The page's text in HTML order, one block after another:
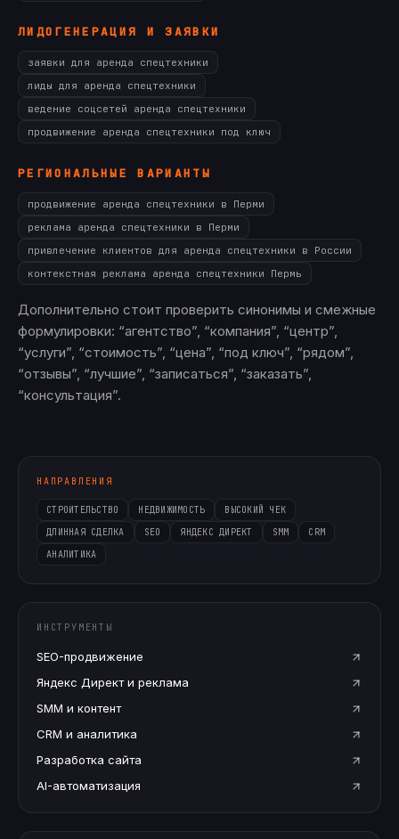
ЛИДОГЕНЕРАЦИЯ И ЗАЯВКИ
заявки для аренда спецтехники
лиды для аренда спецтехники
ведение соцсетей аренда спецтехники
продвижение аренда спецтехники под ключ
РЕГИОНАЛЬНЫЕ ВАРИАНТЫ
продвижение аренда спецтехники в Перми
реклама аренда спецтехники в Перми
привлечение клиентов для аренда спецтехники в России
контекстная реклама аренда спецтехники Пермь
Дополнительно стоит проверить синонимы и смежные
формулировки: “агентство”, “компания”, “центр”,
“услуги”, “стоимость”, “цена”, “под ключ”, “рядом”,
“отзывы”, “лучшие”, “записаться”, “заказать”,
“консультация”.
НАПРАВЛЕНИЯ
СТРОИТЕЛЬСТВО НЕДВИЖИМОСТЬ
ВЫСОКИЙ ЧЕК
ДЛИННАЯ СДЕЛКА
SEO ЯНДЕКС ДИРЕКТ SMM
CRM
АНАЛИТИКА
ИНСТРУМЕНТЫ
SEO-продвижение
Яндекс Директ и реклама
SMM и контент
CRM и аналитика
Разработка сайта
AI-автоматизация